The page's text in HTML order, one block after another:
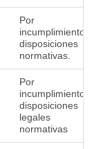
Por
incumplimiento a
disposiciones
normativas.
Por
incumplimiento a
disposiciones
legales
normativas